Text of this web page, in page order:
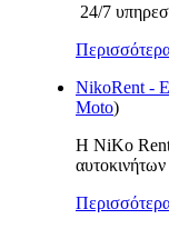
24/7
NikoRent -
Moto)
Η NiKo Rent